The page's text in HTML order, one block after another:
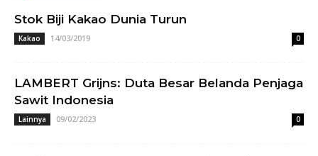
Stok Biji Kakao Dunia Turun
Kakao 14/03/2019 0
LAMBERT Grijns: Duta Besar Belanda Penjaga
Sawit Indonesia
Lainnya 09/02/2023 0